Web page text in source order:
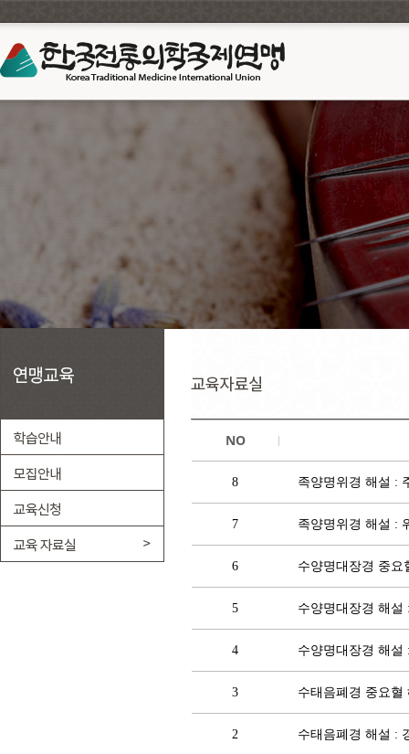
NO
8 족양명위경 해설 :
7 족양명위경 해설 :
6 수양명대장경 중요
5 수양명대장경 해설
4 수양명대장경 해설
3 수태음폐경 중요혈
2 수태음폐경 해설 :